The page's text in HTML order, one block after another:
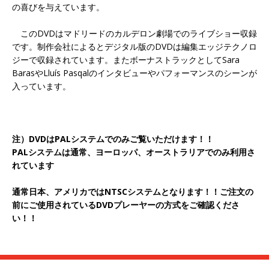
の喜びを与えています。
このDVDはマドリードのカルデロン劇場でのライブショー収録
です。制作会社によるとデジタル版のDVDは編集エッジテクノロ
ジーで収録されています。またボーナストラックとしてSara
BarasやLluís Pasqalのインタビューやパフォーマンスのシーンが
入っています。
注） DVDはPALシステムでのみご覧いただけます！！
PALシステムは通常、ヨーロッパ、オーストラリアでのみ利用さ
れています
通常日本、アメリカではNTSCシステムとなります！！ご注文の
前にご使用されているDVDプレーヤーの方式をご確認くださ
い！！